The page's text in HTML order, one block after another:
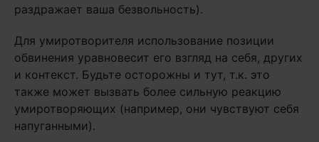
раздражает ваша безвольность).
Для умиротворителя использование позиции
обвинения уравновесит его взгляд на себя, других
и контекст. Будьте осторожны и тут, т.к. это
также может вызвать более сильную реакцию
умиротворяющих (например, они чувствуют себя
напуганными).